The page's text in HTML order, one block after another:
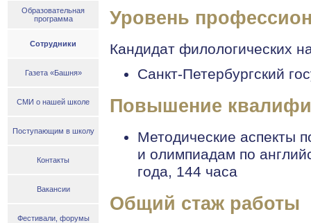
Образовательная
программа
Сотрудники
Газета «Башня»
СМИ о нашей школе
Поступающим в школу
Контакты
Вакансии
Фестивали, форумы
Уровень
Кандидат филологических
Санкт-Петербургский
Повышение
Методические аспекты
и олимпиадам по
года, 144 часа
Общий стаж работы